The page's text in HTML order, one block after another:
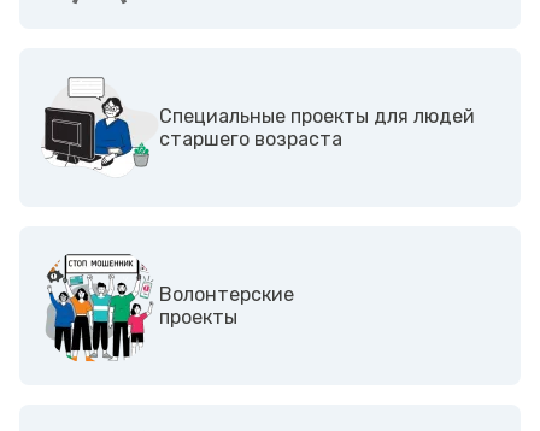
Специальные проекты для людей
старшего возраста
Волонтерские
проекты